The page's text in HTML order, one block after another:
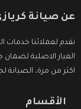
عن صيانة
نقدم لعملائنا خدمات
الغيار الاصلية
اكثر من مرة، الصيانة
الأقسام